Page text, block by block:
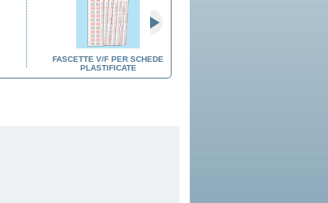
FASCETTE V/F PER SCHEDE
PLASTIFICATE